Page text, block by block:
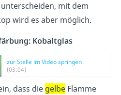
mit dem
wird es aber möglich.
Kobaltglas
zur Stelle im Video springen
(03:04)
dass die gelbeFlamme